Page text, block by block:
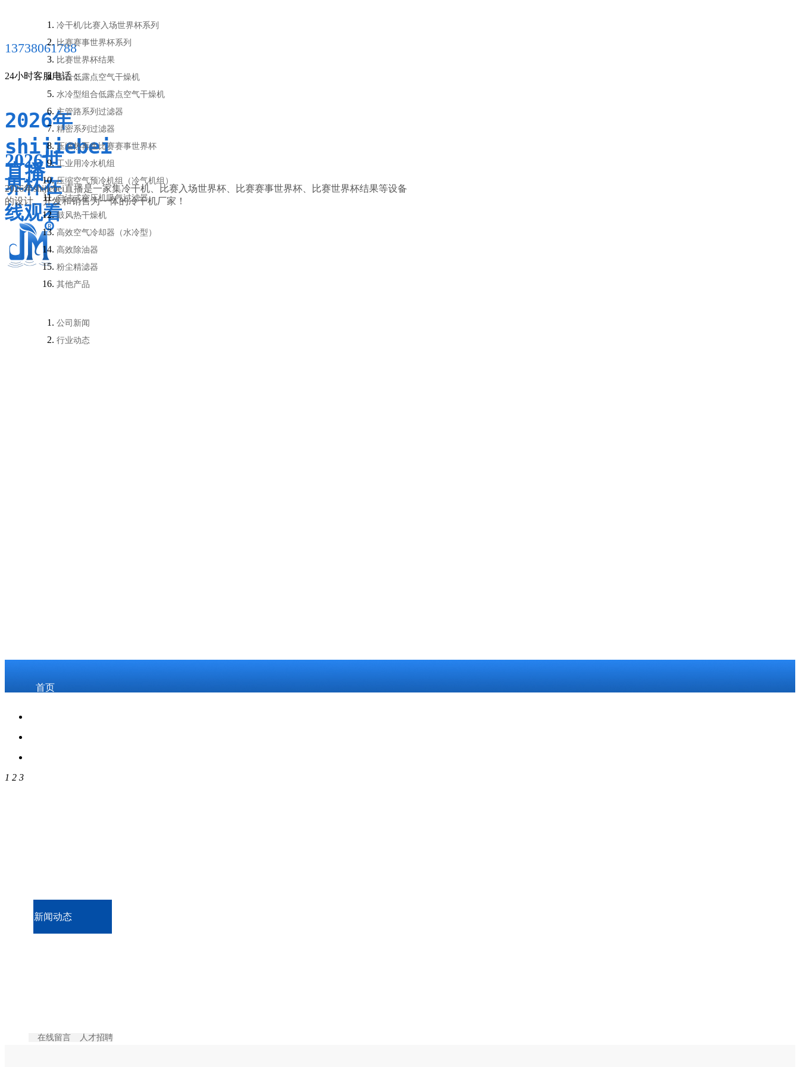
13738061788
24小时客服电话：
2026年
shijiebei
直播
2026世
界杯在
线观看
2026年shijiebei直播是一家集冷干机、比赛入场世界杯、比赛赛事世界杯、比赛世界杯结果等设备
的设计、开发和销售为一体的冷干机厂家！
冷干机/比赛入场世界杯系列
比赛赛事世界杯系列
比赛世界杯结果
组合低露点空气干燥机
水冷型组合低露点空气干燥机
主管路系列过滤器
精密系列过滤器
压缩热再生比赛赛事世界杯
工业用冷水机组
压缩空气预冷机组（冷气机组）
自洁式空压机吸气过滤器
鼓风热干燥机
高效空气冷却器（水冷型）
高效除油器
粉尘精滤器
其他产品
公司新闻
行业动态
首页
新闻动态
在线留言 人才招聘
1 2 3